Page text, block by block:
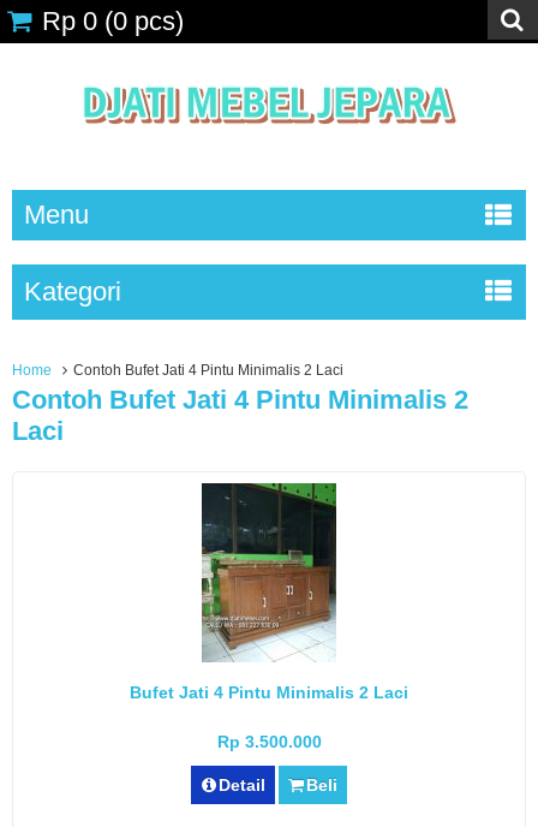
Rp 0 (0 pcs)
Menu
Kategori
Home Contoh Bufet Jati 4 Pintu Minimalis 2 Laci
Contoh Bufet Jati 4 Pintu Minimalis 2
Laci
Bufet Jati 4 Pintu Minimalis 2 Laci
Rp 3.500.000
Detail Beli